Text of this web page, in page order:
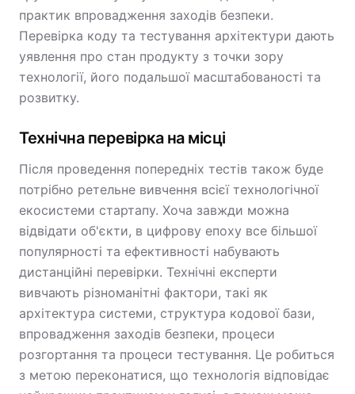
практик впровадження заходів безпеки.
Перевірка коду та тестування архітектури дають
уявлення про стан продукту з точки зору
технології, його подальшої масштабованості та
розвитку.
Технічна перевірка на місці
Після проведення попередніх тестів також буде
потрібно ретельне вивчення всієї технологічної
екосистеми стартапу. Хоча завжди можна
відвідати об'єкти, в цифрову епоху все більшої
популярності та ефективності набувають
дистанційні перевірки. Технічні експерти
вивчають різноманітні фактори, такі як
архітектура системи, структура кодової бази,
впровадження заходів безпеки, процеси
розгортання та процеси тестування. Це робиться
з метою переконатися, що технологія відповідає